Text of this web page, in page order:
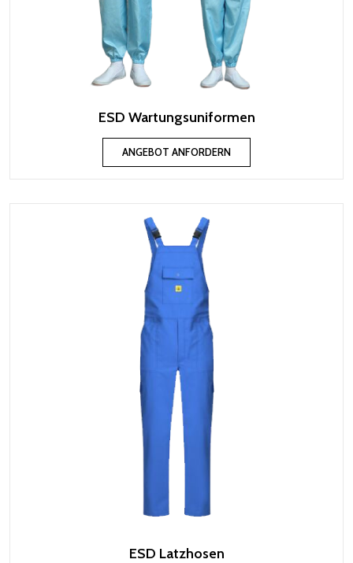
ESD Wartungsuniformen
ANGEBOT ANFORDERN
ESD Latzhosen